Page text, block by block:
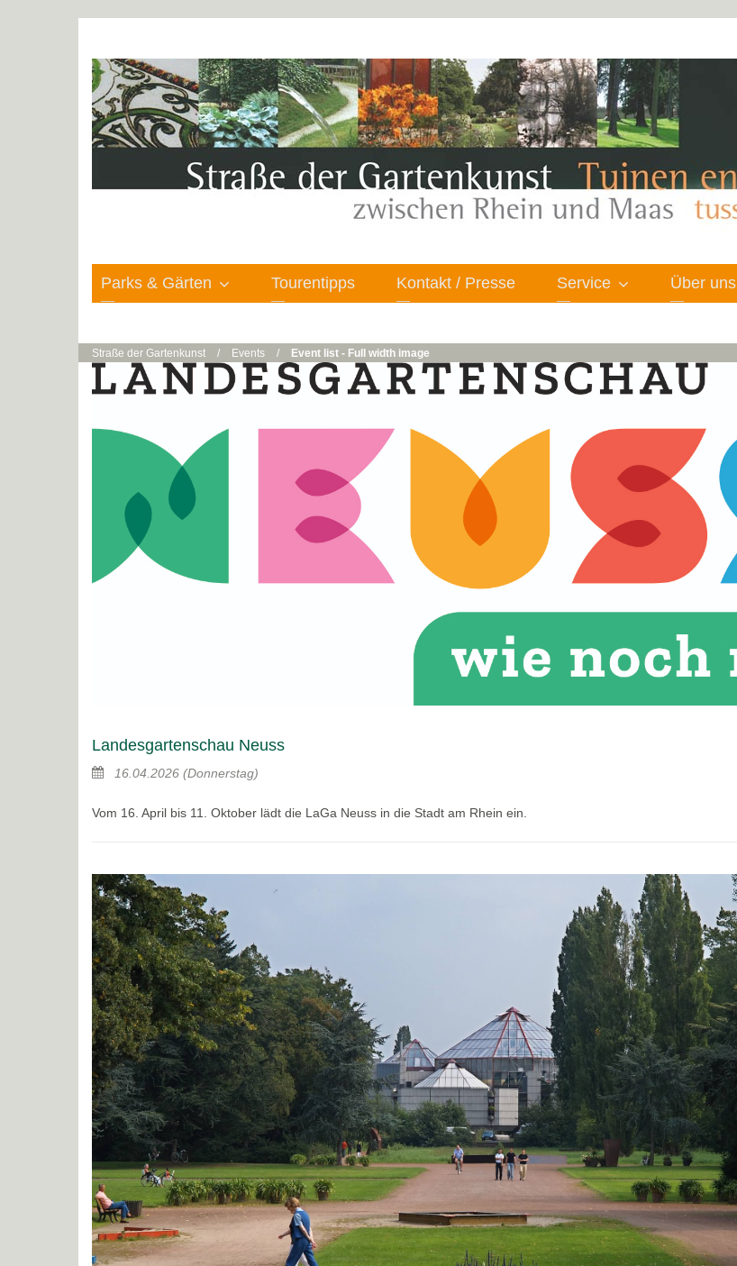
Parks & Gärten Tourentipps Kontakt / Presse Service Über uns
Straße der Gartenkunst / Events / Event list - Full width image
Landesgartenschau Neuss
16.04.2026 (Donnerstag)
Vom 16. April bis 11. Oktober lädt die LaGa Neuss in die Stadt am Rhein ein.